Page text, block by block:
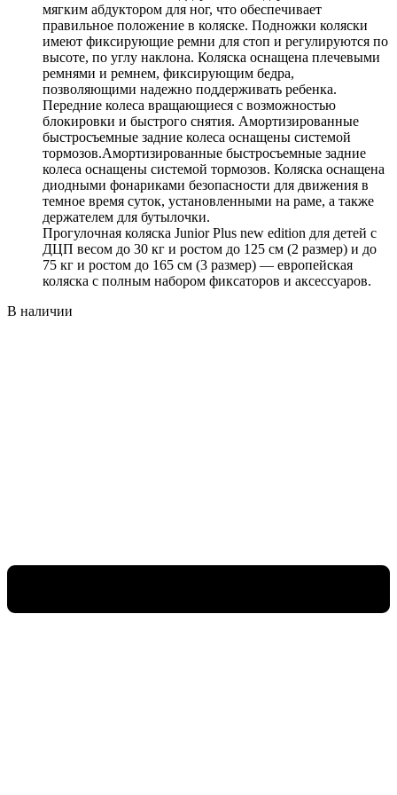
мягким абдуктором для ног, что обеспечивает
правильное положение в коляске. Подножки коляски
имеют фиксирующие ремни для стоп и регулируются по
высоте, по углу наклона. Коляска оснащена плечевыми
ремнями и ремнем, фиксирующим бедра,
позволяющими надежно поддерживать ребенка.
Передние колеса вращающиеся с возможностью
блокировки и быстрого снятия. Амортизированные
быстросъемные задние колеса оснащены системой
тормозов.Амортизированные быстросъемные задние
колеса оснащены системой тормозов. Коляска оснащена
диодными фонариками безопасности для движения в
темное время суток, установленными на раме, а также
держателем для бутылочки.
Прогулочная коляска Junior Plus new edition для детей с
ДЦП весом до 30 кг и ростом до 125 см (2 размер) и до
75 кг и ростом до 165 см (3 размер) — европейская
коляска с полным набором фиксаторов и аксессуаров.
В наличии